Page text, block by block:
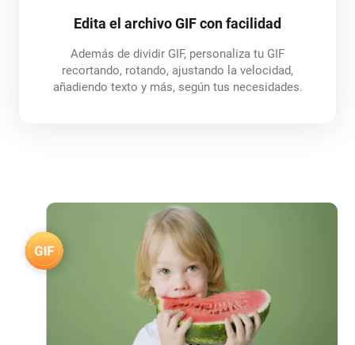
Edita el archivo GIF con facilidad
Además de dividir GIF, personaliza tu GIF
recortando, rotando, ajustando la velocidad,
añadiendo texto y más, según tus necesidades.